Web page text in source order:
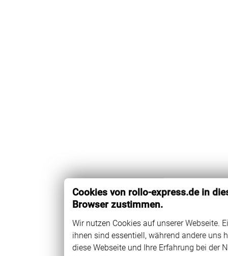
Cookies von rollo-express.de in
Browser zustimmen.
Wir nutzen Cookies auf unserer Webseite.
ihnen sind essentiell, während andere uns
diese Webseite und Ihre Erfahrung bei der